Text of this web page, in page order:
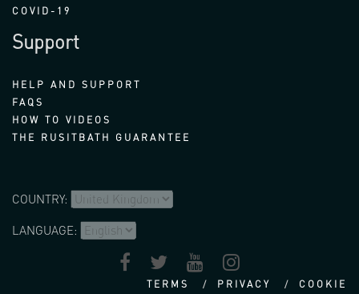
COVID-19
Support
HELP AND SUPPORT
FAQS
HOW TO VIDEOS
THE RUSITBATH GUARANTEE
COUNTRY:
LANGUAGE:
TERMS PRIVACY COOKIE